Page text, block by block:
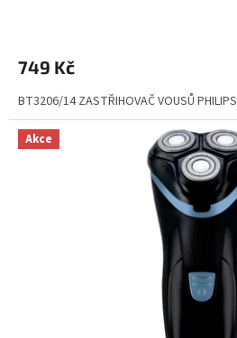
749 Kč
BT3206/14 ZASTŘIHOVAČ VOUSŮ PHILIPS
Akce